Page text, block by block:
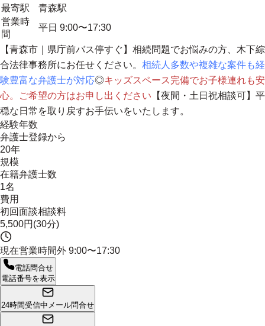
最寄駅
青森駅
営業時
間
平日 9:00〜17:30
【青森市｜県庁前バス停すぐ】相続問題でお悩みの方、木下綜
合法律事務所にお任せください。 相続人多数や複雑な案件も経
験豊富な弁護士が対応◎キッズスペース完備でお子様連れも安
心。ご希望の方はお申し出ください 【夜間・土日祝相談可】平
穏な日常を取り戻すお手伝いをいたします。
経験年数
弁護士登録から
20年
規模
在籍弁護士数
1名
費用
初回面談相談料
5,500円(30分)
現在営業時間外 9:00〜17:30
電話問合せ
電話番号を表示
24時間受信中 メール問合せ